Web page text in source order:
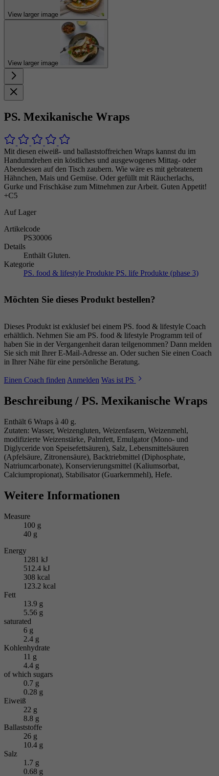
View larger image
View larger image
PS. Mexikanische Wraps
Mit diesen eiweiß- und ballaststoffreichen Wraps kannst du im
Handumdrehen ein köstliches und ausgewogenes Mittag- oder
Abendessen auf den Tisch zaubern. Wie wäre es mit gebratenem
Hähnchen, Mais und Gemüse. Oder gefüllt mit Räucherlachs,
Gurke und Frischkäse zum Mitnehmen zur Arbeit. Guten Appetit!
+C5
Auf Lager
Artikelcode
PS30006
Details
Enthält Gluten.
Kategorie
PS. food & lifestyle Produkte PS. life Produkte (phase 3)
Möchten Sie dieses Produkt bestellen?
Dieses Produkt ist exklusief bei einem PS. food & lifestyle Coach
erhältlich. Nehmen Sie am PS. food & lifestyle Programm teil of
haben Sie in der Vergangenheit daran teilgenommen? Dann melden
Sie sich mit Ihrer E-Mail-Adresse an. Oder suchen Sie einen Coach
in Ihrer Nähe für eine persönliche Beratung.
Einen Coach finden Anmelden Was ist PS
Beschreibung / PS. Mexikanische Wraps
Enthält 6 Wraps à 40 g.
Zutaten: Wasser, Weizengluten, Weizenfasern, Weizenmehl,
modifizierte Weizenstärke, Palmfett, Emulgator (Mono- und
Diglyceride von Speisefettsäuren), Salz, Lebensmittelsäuren
(Apfelsäure, Zitronensäure), Backtriebmittel (Diphosphate,
Natriumcarbonate), Konservierungsmittel (Kaliumsorbat,
Calciumpropionat), Stabilisator (Guarkernmehl), Hefe.
Weitere Informationen
Measure
100 g
40 g
Energy
1281 kJ
512.4 kJ
308 kcal
123.2 kcal
Fett
13.9 g
5.56 g
saturated
6 g
2.4 g
Kohlenhydrate
11 g
4.4 g
of which sugars
0.7 g
0.28 g
Eiweiß
22 g
8.8 g
Ballaststoffe
26 g
10.4 g
Salz
1.7 g
0.68 g